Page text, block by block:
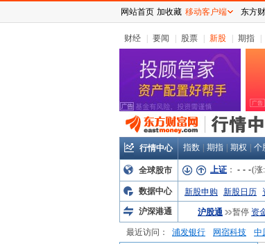
财经 要闻 股票 新股 期指
行情中心 指数 期指 期权 个
全球股市 上证 ： - - -(涨:
数据中心 新股申购 新股日历
沪深港通
沪股通 暂停 资
最近访问： 浦发银行 网宿科技 中
网站首页 加收藏 移动客户端 东方